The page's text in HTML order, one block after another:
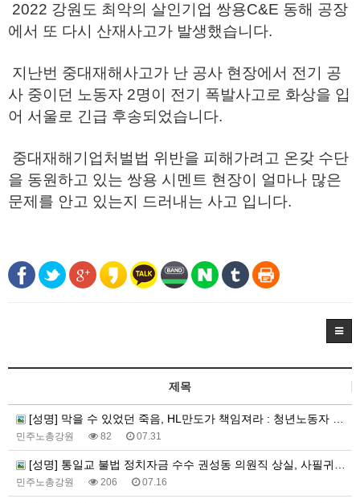
2022 강원도 최악의 살인기업 쌍용C&E 동해 공장
에서 또 다시 산재사고가 발생했습니다.
지난번 중대재해사고가 난 공사 현장에서 전기 공
사 중이던 노동자 2명이 전기 폭발사고로 화상을 입
어 서울로 긴급 후송되었습니다.
중대재해기업처벌법 위반을 피해가려고 온갖 수단
을 동원하고 있는 쌍용 시멘트 현장이 얼마나 많은
문제를 안고 있는지 드러내는 사고 입니다.
제목
[성명] 막을 수 있었던 죽음, HL만도가 책임져라 : 청년노동자 사망사고의 철저한 진상규명과 재발방지 대책 마련하라
민주노총강원 82 07.31
[성명] 통일교 불법 정치자금 수수 권성동 의원직 상실, 사필귀정이다
민주노총강원 206 07.16